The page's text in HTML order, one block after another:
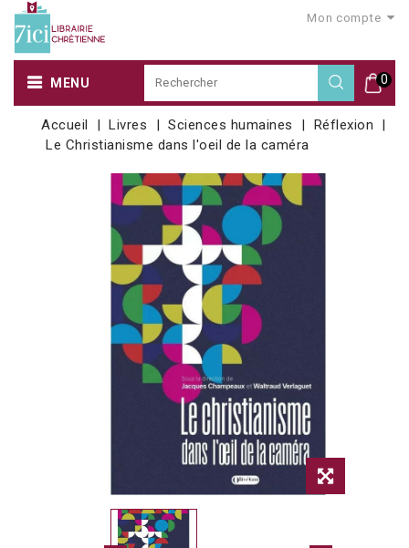
Mon compte
0
MENU
Accueil Livres Sciences humaines
Réflexion
Le Christianisme dans l'oeil de la caméra